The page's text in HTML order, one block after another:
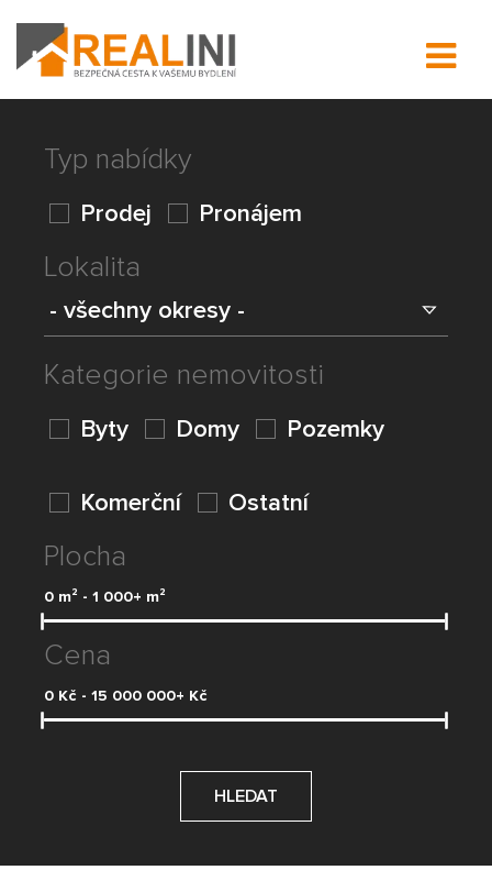
Typ nabídky
Prodej Pronájem
Lokalita
Kategorie nemovitosti
Byty Domy Pozemky
Komerční Ostatní
Plocha
0 m² - 1 000+ m²
Cena
0 Kč - 15 000 000+ Kč
HLEDAT